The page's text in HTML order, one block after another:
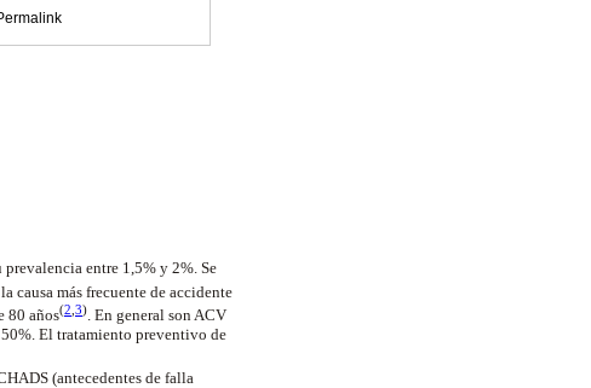
entre 1,5% y 2%. Se
la causa más frecuente de accidente
80 años(2 3). En general son ACV
El tratamiento preventivo de
(antecedentes de falla